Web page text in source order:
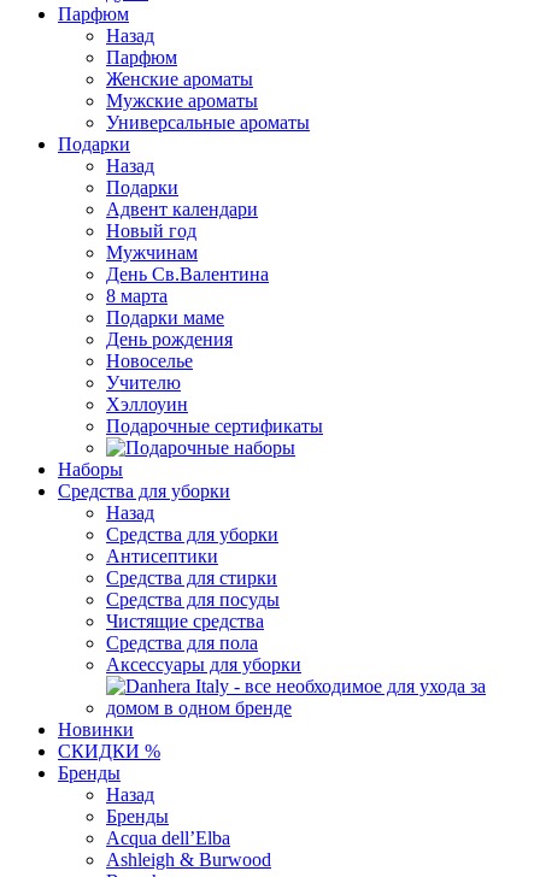
Парфюм
Назад
Парфюм
Женские ароматы
Мужские ароматы
Универсальные ароматы
Подарки
Назад
Подарки
Адвент календари
Новый год
Мужчинам
День Св.Валентина
8 марта
Подарки маме
День рождения
Новоселье
Учителю
Хэллоуин
Подарочные сертификаты
Наборы
Средства для уборки
Назад
Средства для уборки
Антисептики
Средства для стирки
Средства для посуды
Чистящие средства
Средства для пола
Аксессуары для уборки
Новинки
СКИДКИ %
Бренды
Назад
Бренды
Acqua dell’Elba
Ashleigh & Burwood